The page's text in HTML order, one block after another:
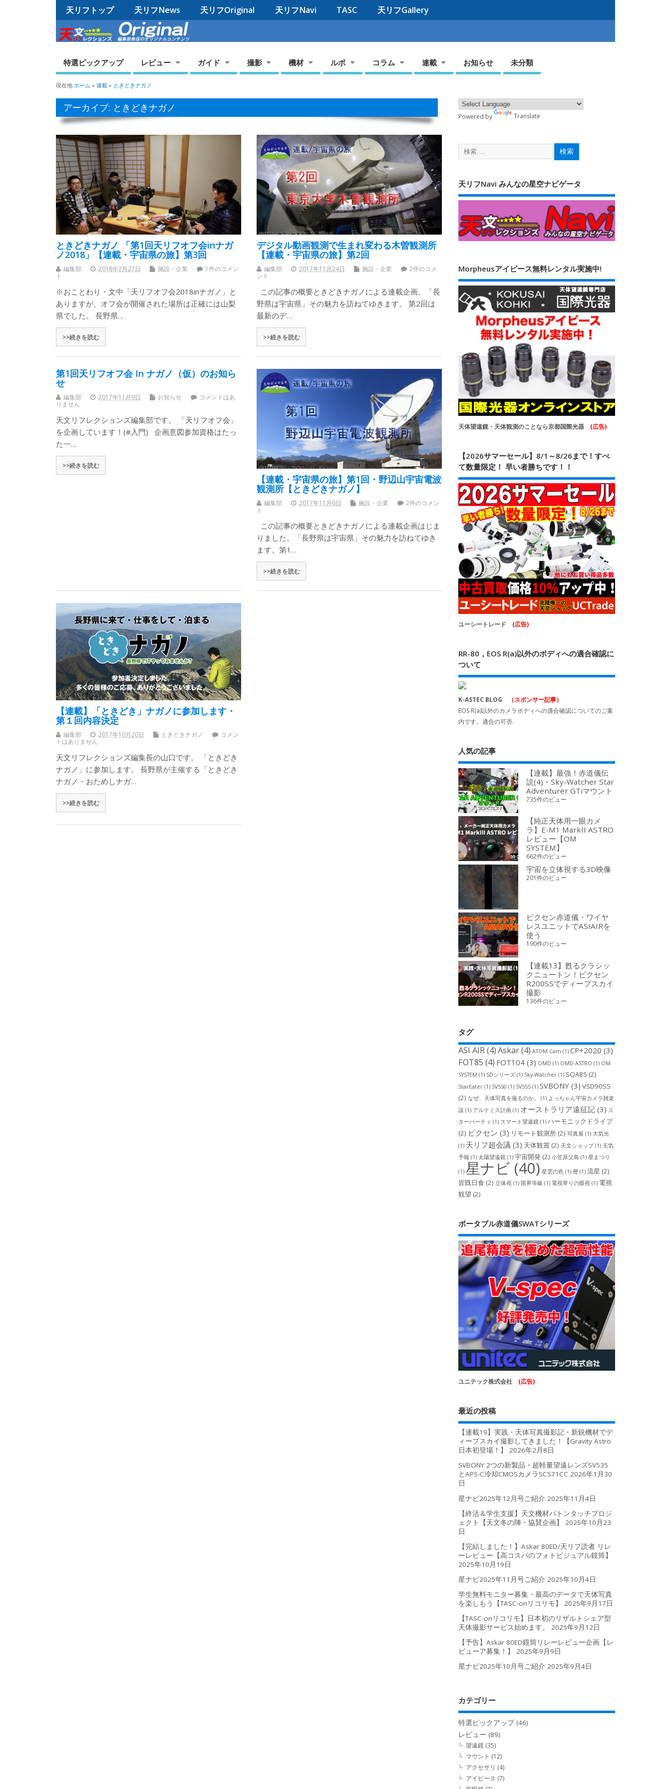
天リフトップ 天リフNews 天リフOriginal 天リフNavi TASC 天リフGallery
特選ピックアップ レビュー ガイド 撮影 機材 ルポ コラム 連載 お知らせ 未分類
現在地:ホーム » 連載 » ときどきナガノ
アーカイブ: ときどきナガノ
ときどきナガノ 「第1回天リフオフ会inナガ
ノ2018」【連載・宇宙県の旅】第3回
編集部 2018年2月27日 施設・企業
1件のコメン
ト
※おことわり・文中「天リフオフ会2018inナガノ」と
ありますが、オフ会が開催された場所は正確には山梨
県でした。 長野県…
>>続きを読む
デジタル動画観測で生まれ変わる木曽観測所
【連載・宇宙県の旅】第2回
編集部 2017年11月24日 施設・企業
2件のコメ
ント
この記事の概要ときどきナガノによる連載企画。「長
野県は宇宙県」その魅力を訪ねてゆきます。 第2回は
最新のデ…
>>続きを読む
第1回天リフオフ会 In ナガノ（仮）のお知ら
せ
編集部 2017年11月9日 お知らせ
コメントはあ
りません
天文リフレクションズ編集部です。 「天リフオフ会」
を企画しています！(#入門) 企画意図参加資格はたっ
た一…
>>続きを読む
【連載・宇宙県の旅】第1回・野辺山宇宙電波
観測所【ときどきナガノ】
編集部 2017年11月6日 施設・企業
2件のコメン
ト
この記事の概要ときどきナガノによる連載企画はじま
りました。「長野県は宇宙県」その魅力を訪ねてゆき
ます。第1…
>>続きを読む
【連載】「ときどき」ナガノに参加します・
第１回内容決定
編集部 2017年10月20日 ときどきナガノ
コメン
トはありません
天文リフレクションズ編集長の山口です。 「ときどき
ナガノ」に参加します。 長野県が主催する「ときどき
ナガノ・おためしナガ…
>>続きを読む
Powered by Translate
天リフNavi みんなの星空ナビゲータ
Morpheusアイピース無料レンタル実施中!
天体望遠鏡・天体観測のことなら京都国際光器 (広告)
【2026サマーセール】8/1～8/26まで！すべ
て数量限定！ 早い者勝ちです！！
ユーシートレード (広告)
RR-80，EOS R(a)以外のボディへの適合確認に
ついて
K-ASTEC BLOG
（スポンサー記事）
EOS R(a)以外のカメラボディへの適合確認についてのご案
内です。適合の可否.
人気の記事
【連載】最強！赤道儀伝
説(4)・Sky-Watcher Star
Adventurer GTiマウント
735件のビュー
【純正天体用一眼カメ
ラ】E-M1 MarkII ASTRO
レビュー【OM
SYSTEM】
662件のビュー
宇宙を立体視する3D映像
201件のビュー
ビクセン赤道儀・ワイヤ
レスユニットでASIAIRを
使う
190件のビュー
【連載13】甦るクラシッ
クニュートン！ビクセン
R200SSでディープスカイ
撮影
136件のビュー
タグ
ASI AIR(4) Askar(4) ATOM Cam (1) CP+2020 (3)
FOT85 (4) FOT104 (3) OMD (1) OMD ASTRO (1) OM
SYSTEM (1) SDシリーズ (1) Sky-Watcher (1) SQA85 (2)
StarEater (1) SV550 (1) SV555 (1) SVBONY (3) VSD90SS
(2) なぜ、天体写真を撮るのか。 (1) よっちゃん宇宙カメラ雑楽
談 (1) アルテミス計画 (1) オーストラリア遠征記 (3) ス
ターパーティ (1) スマート望遠鏡 (1) ハーモニックドライブ
(2) ビクセン (3) リモート観測所 (2) 写真展 (1) 大気光
(1) 天リフ超会議 (3) 天体観賞 (2) 天文ショップ(1) 天気
予報 (1) 太陽望遠鏡 (1) 宇宙開発 (2) 小笠原父島 (1) 星まつり
(1) 星ナビ (40) 星雲の色 (1) 暦 (1) 流星 (2)
皆既日食 (2) 立体視 (1) 限界等級 (1) 電視寄りの眼視 (1) 電視
観望 (2)
ポータブル赤道儀SWATシリーズ
ユニテック株式会社 (広告)
最近の投稿
【連載19】実践・天体写真撮影記・新鋭機材でデ
ィープスカイ撮影してきました！【Gravity Astro
日本初登場！】
2026年2月8日
SVBONY 2つの新製品・超軽量望遠レンズSV535
とAPS-C冷却CMOSカメラSC571CC 2026年1月30
日
星ナビ2025年12月号ご紹介 2025年11月4日
【終活＆学生支援】天文機材バトンタッチプロジ
ェクト【天文冬の陣・協賛企画】
2025年10月23
日
【完結しました！】Askar 80ED/天リフ読者 リレ
ーレビュー【高コスパのフォトビジュアル鏡筒】
2025年10月19日
星ナビ2025年11月号ご紹介 2025年10月4日
学生無料モニター募集・最高のデータで天体写真
を楽しもう【TASC-onリコリモ】
2025年9月17日
【TASC-onリコリモ】日本初のリザルトシェア型
天体撮影サービス始めます。
2025年9月12日
【予告】Askar 80ED鏡筒リレーレビュー企画【レ
ビューア募集！】
2025年9月9日
星ナビ2025年10月号ご紹介 2025年9月4日
カテゴリー
特選ピックアップ(46)
レビュー (89)
望遠鏡 (35)
マウント (12)
アクセサリ (4)
アイピース (7)